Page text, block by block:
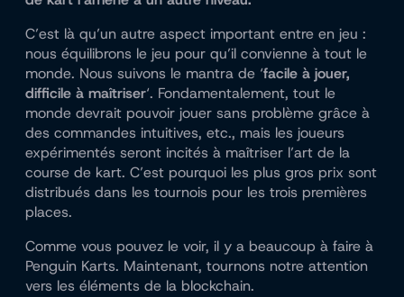
C’est là qu’un autre aspect important entre en jeu :
nous équilibrons le jeu pour qu’il convienne à tout le
monde. Nous suivons le mantra de ‘facile à jouer,
difficile à maîtriser‘. Fondamentalement, tout le
monde devrait pouvoir jouer sans problème grâce à
des commandes intuitives, etc., mais les joueurs
expérimentés seront incités à maîtriser l’art de la
course de kart. C’est pourquoi les plus gros prix sont
distribués dans les tournois pour les trois premières
places.
Comme vous pouvez le voir, il y a beaucoup à faire à
Penguin Karts. Maintenant, tournons notre attention
vers les éléments de la blockchain.